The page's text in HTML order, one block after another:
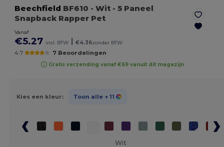
Beechfield BF610 - Wit - 5 Paneel
Snapback Rapper Pet
Vanaf
€5.27 incl. BTW | €4.36zonder BTW
4.7 7 Beoordelingen
Gratis verzending vanaf €69 vanuit dit magazijn
Kies een kleur: Toon alle + 11
Wit